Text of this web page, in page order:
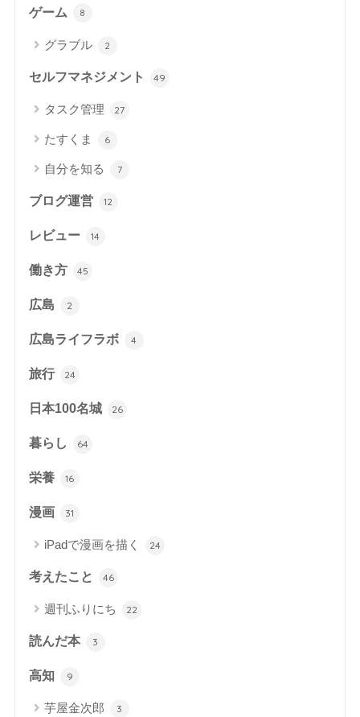
ゲーム 8
グラブル 2
セルフマネジメント 49
タスク管理 27
たすくま 6
自分を知る 7
ブログ運営 12
レビュー 14
働き方 45
広島 2
広島ライフラボ 4
旅行 24
日本100名城 26
暮らし 64
栄養 16
漫画 31
iPadで漫画を描く 24
考えたこと 46
週刊ふりにち 22
読んだ本 3
高知 9
芋屋金次郎 3